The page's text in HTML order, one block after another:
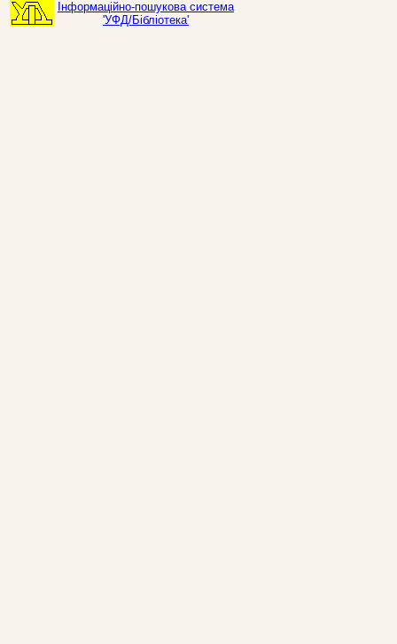
Інформаційно-пошукова система
'УФД/Бібліотека'